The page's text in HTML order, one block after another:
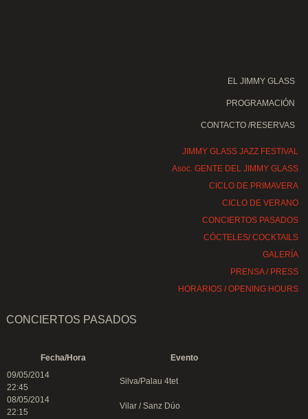
EL JIMMY GLASS
PROGRAMACIÓN
CONTACTO /RESERVAS
JIMMY GLASS JAZZ FESTIVAL
Asoc. GENTE DEL JIMMY GLASS
CICLO DE PRIMAVERA
CICLO DE VERANO
CONCIERTOS PASADOS
CÓCTELES/ COCKTAILS
GALERÍA
PRENSA / PRESS
HORARIOS / OPENING HOURS
CONCIERTOS PASADOS
Fecha/Hora
Evento
09/05/2014
22:45
Silva/Palau 4tet
08/05/2014
22:15
Vilar / Sanz Dúo